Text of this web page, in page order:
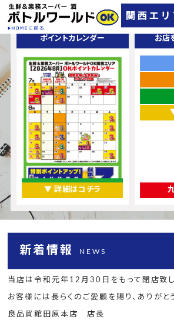
ポイントカレンダー
▼ 詳細はコチラ
お店
新着情報 NEWS
当店は令和元年12月30日をもって閉店致し
お客様には長らくのご愛顧を賜り、ありがと
良品買館田原本店 店長